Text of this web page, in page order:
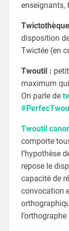
enseignants,
disposition
Twictée (en
Twoutil :
maximum
On parle de
Twoutil
comporte
l’hypothèse
repose le
capacité de
convocation